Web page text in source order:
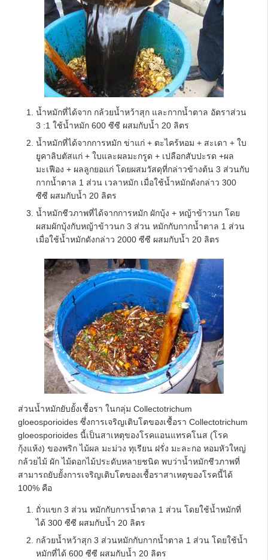
น้ำหมักที่ได้จาก กล้วยน้ำหว้าสุก และกากน้ำตาล อัตราส่วน
3 :1 ใช้น้ำหมัก 600 ซีซี ผสมกับน้ำ 20 ลิตร
น้ำหมักที่ได้จากการหมัก ข่าแก่ + ตะไคร้หอม + สะเดา + ใบ
ยูคาลิบตัสแก่ + ใบและผลมะกรูด + เปลือกสับปะรด +ผล
มะเฟือง + ผลลูกยอแก่ โดยผสมวัสดุที่กล่าวข้างต้น 3 ส่วนกับ
กากน้ำตาล 1 ส่วน เวลาหมัก เมื่อใช้น้ำหมักดังกล่าว 300
ซีซี ผสมกับน้ำ 20 ลิตร
น้ำหมักชีวภาพที่ได้จากการหมัก ผักบุ้ง + หญ้าข้าวนก โดย
ผสมผักบุ้งกับหญ้าข้าวนก 3 ส่วน หมักกับกากน้ำตาล 1 ส่วน
เมื่อใช้น้ำหมักดังกล่าว 2000 ซีซี ผสมกับน้ำ 20 ลิตร
ส่วนน้ำหมักยับยั้งเชื้อรา ในกลุ่ม Collectotrichum
gloeosporioides ซึ่งการเจริญเติบโตของเชื้อรา Collectotrichum
gloeosporioides นี้เป็นสาเหตุของโรคแอนแทรคโนส (โรค
กุ้งแห้ง) ของพริก ไม้ผล มะม่วง ทุเรียน ฝรั่ง มะละกอ หอมหัวใหญ่
กล้วยไม้ ผัก ไม้ดอกไม้ประดับหลายชนิด พบว่าน้ำหมักชีวภาพที่
สามารถยับยั้งการเจริญเติบโตของเชื้อราสาเหตุของโรคนี้ได้
100% คือ
ถั่วแขก 3 ส่วน หมักกับการน้ำตาล 1 ส่วน โดยใช้น้ำหมักที่
ได้ 300 ซีซี ผสมกับน้ำ 20 ลิตร
กล้วยน้ำหว้าสุก 3 ส่วนหมักกับกากน้ำตาล 1 ส่วน โดยใช้น้ำ
หมักที่ได้ 600 ซีซี ผสมกับน้ำ 20 ลิตร